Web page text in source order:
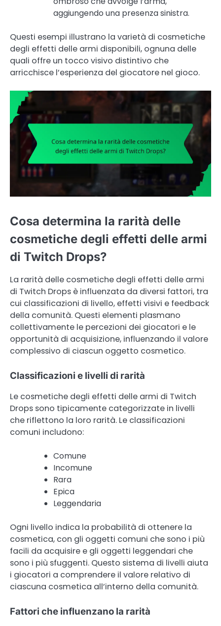
aggiungendo una presenza sinistra.
Questi esempi illustrano la varietà di cosmetiche
degli effetti delle armi disponibili, ognuna delle
quali offre un tocco visivo distintivo che
arricchisce l’esperienza del giocatore nel gioco.
Cosa determina la rarità delle
cosmetiche degli effetti delle armi
di Twitch Drops?
La rarità delle cosmetiche degli effetti delle armi
di Twitch Drops è influenzata da diversi fattori, tra
cui classificazioni di livello, effetti visivi e feedback
della comunità. Questi elementi plasmano
collettivamente le percezioni dei giocatori e le
opportunità di acquisizione, influenzando il valore
complessivo di ciascun oggetto cosmetico.
Classificazioni e livelli di rarità
Le cosmetiche degli effetti delle armi di Twitch
Drops sono tipicamente categorizzate in livelli
che riflettono la loro rarità. Le classificazioni
comuni includono:
Comune
Incomune
Rara
Epica
Leggendaria
Ogni livello indica la probabilità di ottenere la
cosmetica, con gli oggetti comuni che sono i più
facili da acquisire e gli oggetti leggendari che
sono i più sfuggenti. Questo sistema di livelli aiuta
i giocatori a comprendere il valore relativo di
ciascuna cosmetica all’interno della comunità.
Fattori che influenzano la rarità